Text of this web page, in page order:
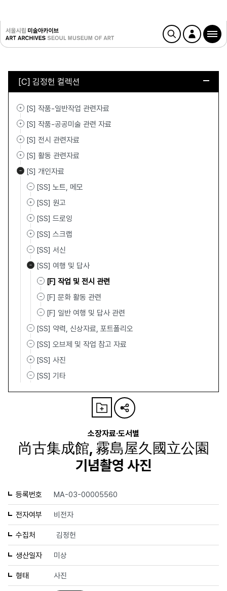
[C] 김정헌 컬렉션
[S] 작품-일반작업 관련자료
[S] 작품-공공미술 관련 자료
[S] 전시 관련자료
[S] 활동 관련자료
[S] 개인자료
[SS] 노트, 메모
[SS] 원고
[SS] 드로잉
[SS] 스크랩
[SS] 서신
[SS] 여행 및 답사
[F] 작업 및 전시 관련
[F] 문화 활동 관련
[F] 일반 여행 및 답사 관련
[SS] 약력, 신상자료, 포트폴리오
[SS] 오브제 및 작업 참고 자료
[SS] 사진
[SS] 기타
소장자료·도서별
尚古集成館, 霧島屋久國立公園
기념촬영 사진
등록번호 MA-03-00005560
전자여부 비전자
수집처 김정헌
생산일자 미상
형태 사진